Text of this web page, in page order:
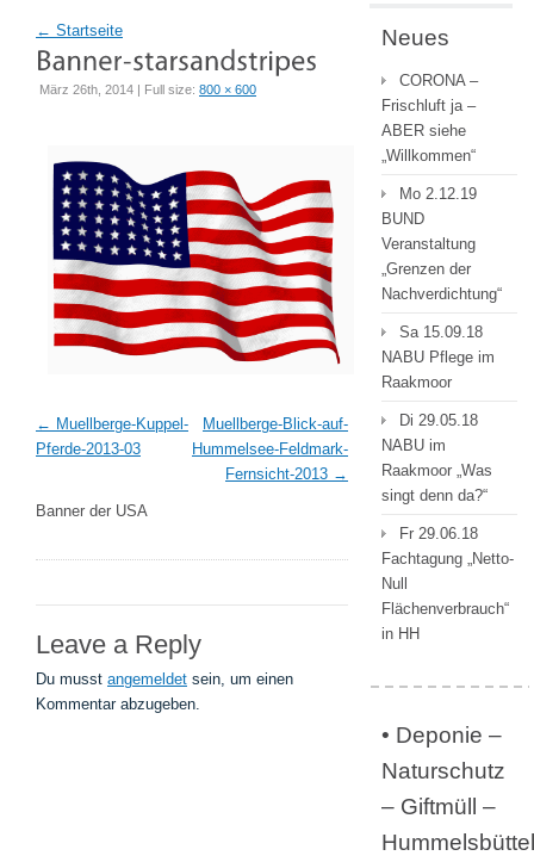
← Startseite
März 26th, 2014 | Full size: 800 × 600
Muellberge-Kuppel-
Pferde-2013-03
Muellberge-Blick-auf-
Hummelsee-Feldmark-
Fernsicht-2013
Banner der USA
Leave a Reply
Du musst angemeldet sein, um einen
Kommentar abzugeben.
Neues
CORONA –
Frischluft ja –
ABER siehe
„Willkommen“
Mo 2.12.19
BUND
Veranstaltung
„Grenzen der
Nachverdichtung“
Sa 15.09.18
NABU Pflege im
Raakmoor
Di 29.05.18
NABU im
Raakmoor „Was
singt denn da?“
Fr 29.06.18
Fachtagung „Netto-
Null
Flächenverbrauch“
in HH
• Deponie –
Naturschutz
– Giftmüll –
Hummelsbüttel